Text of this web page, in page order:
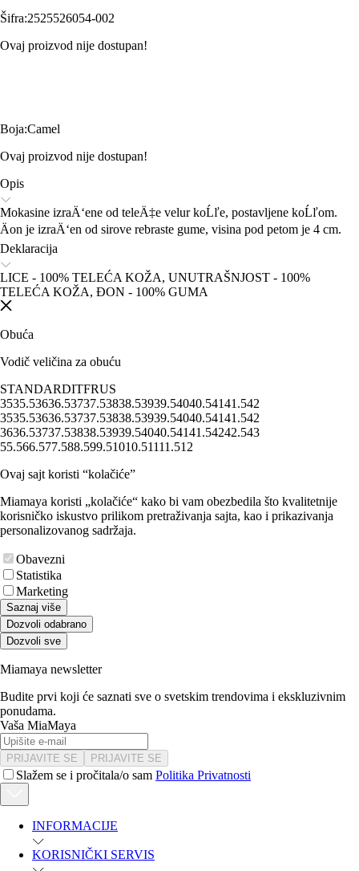
Šifra:2525526054-002
Ovaj proizvod nije dostupan!
Boja:Camel
Ovaj proizvod nije dostupan!
Opis
Mokasine izraÄ‘ene od teleÄ‡e velur koĹľe, postavljene koĹľom.
Äon je izraÄ‘en od sirove rebraste gume, visina pod petom je 4 cm.
Deklaracija
LICE - 100% TELEĆA KOŽA, UNUTRAŠNJOST - 100%
TELEĆA KOŽA, ĐON - 100% GUMA
Obuća
Vodič veličina za obuću
STANDARDITFRUS
3535.53636.53737.53838.53939.54040.54141.542
3535.53636.53737.53838.53939.54040.54141.542
3636.53737.53838.53939.54040.54141.54242.543
55.566.577.588.599.51010.51111.512
Ovaj sajt koristi “kolačiće”
Miamaya koristi „kolačiće“ kako bi vam obezbedila što kvalitetnije
korisničko iskustvo prilikom pretraživanja sajta, kao i prikazivanja
personalizovanog sadržaja.
Obavezni
Statistika
Marketing
Saznaj više
Dozvoli odabrano
Dozvoli sve
Miamaya newsletter
Budite prvi koji će saznati sve o svetskim trendovima i ekskluzivnim
ponudama.
Vaša MiaMaya
PRIJAVITE SE PRIJAVITE SE
Slažem se i pročitala/o sam Politika Privatnosti
INFORMACIJE
KORISNIČKI SERVIS